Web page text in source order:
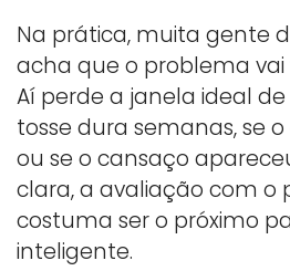
Na prática, muita gente
acha que o problema vai
Aí perde a janela ideal de
tosse dura semanas, se
ou se o cansaço
clara, a avaliação com o
costuma ser o próximo
inteligente.